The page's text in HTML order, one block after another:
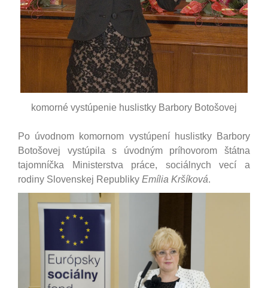
komorné vystúpenie huslistky Barbory Botošovej
Po úvodnom komornom vystúpení huslistky Barbory
Botošovej vystúpila s úvodným príhovorom štátna
tajomníčka Ministerstva práce, sociálnych vecí a
rodiny Slovenskej Republiky Emília Kršíková.